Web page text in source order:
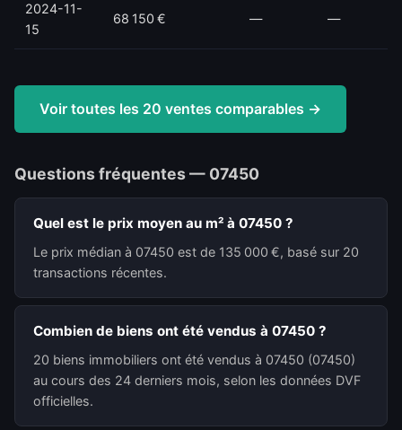
2024-11-
15
68 150 € — —
Voir toutes les 20 ventes comparables →
Questions fréquentes — 07450
Quel est le prix moyen au m² à 07450 ?
Le prix médian à 07450 est de 135 000 €, basé sur 20
transactions récentes.
Combien de biens ont été vendus à 07450 ?
20 biens immobiliers ont été vendus à 07450 (07450)
au cours des 24 derniers mois, selon les données DVF
officielles.